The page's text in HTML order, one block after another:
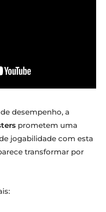
desempenho, a
prometem uma
jogabilidade com esta
transformar por